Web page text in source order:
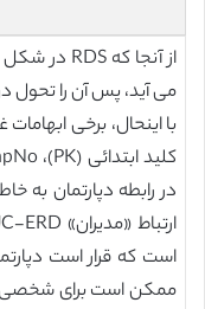
می آید، پس آن را تحول
در رابطه دپارتمان به
است که قرار است